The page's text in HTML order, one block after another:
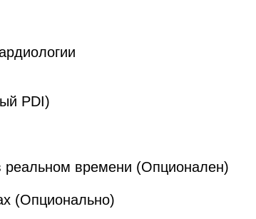
PDI)
реальном времени (Опционален)
(Опционально)